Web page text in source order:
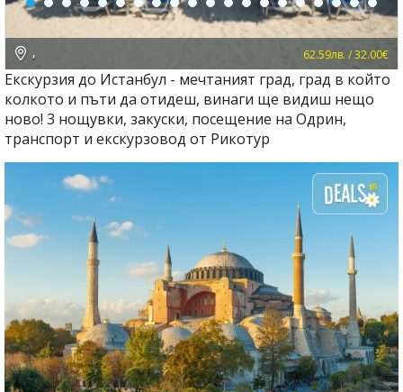
, 62.59лв. / 32.00€
Екскурзия до Истанбул - мечтаният град, град в който
колкото и пъти да отидеш, винаги ще видиш нещо
ново! 3 нощувки, закуски, посещение на Одрин,
транспорт и екскурзовод от Рикотур